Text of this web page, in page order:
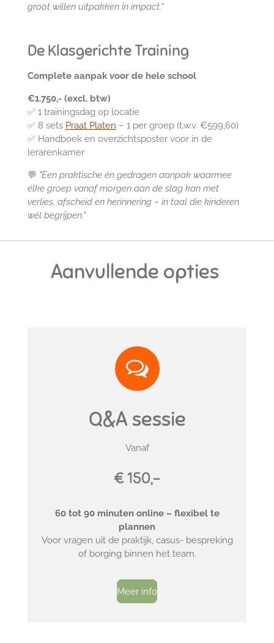
groot willen uitpakken in impact."
De Klasgerichte Training
Complete aanpak voor de hele school
€1.750,- (excl. btw)
✅ 1 trainingsdag op locatie
✅ 8 sets Praat Platen – 1 per groep (t.w.v. €599,60)
✅ Handboek en overzichtsposter voor in de
lerarenkamer
💬 "Een praktische én gedragen aanpak waarmee
élke groep vanaf morgen aan de slag kan met
verlies, afscheid en herinnering – in taal die kinderen
wél begrijpen."
Aanvullende opties
Q&A sessie
Vanaf
€ 150,-
60 tot 90 minuten online – flexibel te
plannen
Voor vragen uit de praktijk, casus- bespreking
of borging binnen het team.
Meer info